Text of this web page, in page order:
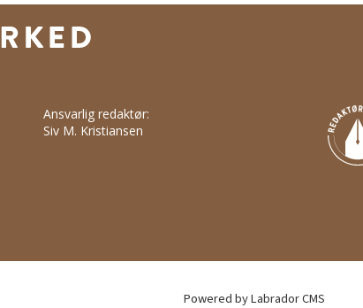
Ansvarlig redaktør:
Siv M. Kristiansen
Powered by Labrador CMS